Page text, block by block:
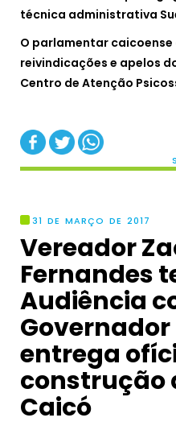
técnica administrativa
O parlamentar
reivindicações e apelos
Centro de Atenção
31 DE MARÇO DE 2017
Vereador
Fernandes
Audiência
Governador
entrega
construção
Caicó